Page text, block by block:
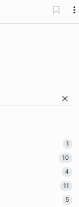
1
10
4
11
5